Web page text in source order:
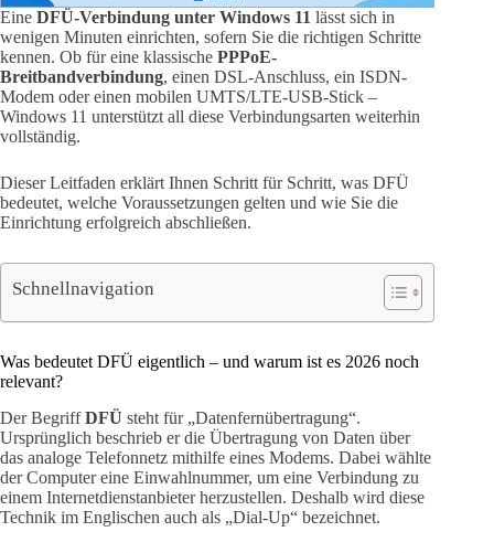
Eine DFÜ-Verbindung unter Windows 11 lässt sich in
wenigen Minuten einrichten, sofern Sie die richtigen Schritte
kennen. Ob für eine klassische PPPoE-
Breitbandverbindung, einen DSL-Anschluss, ein ISDN-
Modem oder einen mobilen UMTS/LTE-USB-Stick –
Windows 11 unterstützt all diese Verbindungsarten weiterhin
vollständig.
Dieser Leitfaden erklärt Ihnen Schritt für Schritt, was DFÜ
bedeutet, welche Voraussetzungen gelten und wie Sie die
Einrichtung erfolgreich abschließen.
Schnellnavigation
Was bedeutet DFÜ eigentlich – und warum ist es 2026 noch
relevant?
Der BegriffDFÜ steht für „Datenfernübertragung“.
Ursprünglich beschrieb er die Übertragung von Daten über
das analoge Telefonnetz mithilfe eines Modems. Dabei wählte
der Computer eine Einwahlnummer, um eine Verbindung zu
einem Internetdienstanbieter herzustellen. Deshalb wird diese
Technik im Englischen auch als „Dial-Up“ bezeichnet.